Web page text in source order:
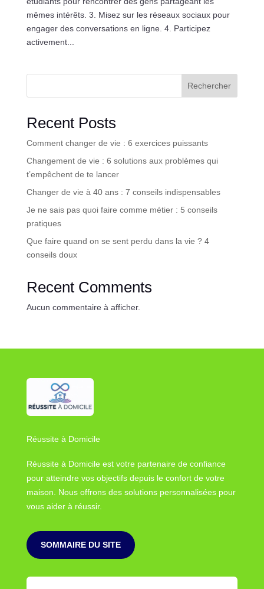
mêmes intérêts. 3. Misez sur les réseaux sociaux pour
engager des conversations en ligne. 4. Participez
activement...
Rechercher
Recent Posts
Comment changer de vie : 6 exercices puissants
Changement de vie : 6 solutions aux problèmes qui
t’empêchent de te lancer
Changer de vie à 40 ans : 7 conseils indispensables
Je ne sais pas quoi faire comme métier : 5 conseils
pratiques
Que faire quand on se sent perdu dans la vie ? 4
conseils doux
Recent Comments
Aucun commentaire à afficher.
Réussite à Domicile
Réussite à Domicile est votre partenaire de confiance
pour atteindre vos objectifs depuis le confort de votre
maison. Nous offrons des solutions personnalisées pour
vous aider à réussir.
SOMMAIRE DU SITE